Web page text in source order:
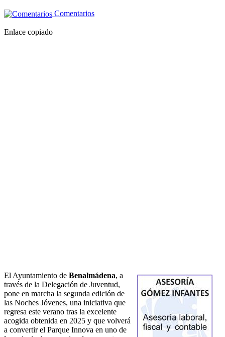
Comentarios
Enlace copiado
El Ayuntamiento de Benalmádena, a
través de la Delegación de Juventud,
pone en marcha la segunda edición de
las Noches Jóvenes, una iniciativa que
regresa este verano tras la excelente
acogida obtenida en 2025 y que volverá
a convertir el Parque Innova en uno de